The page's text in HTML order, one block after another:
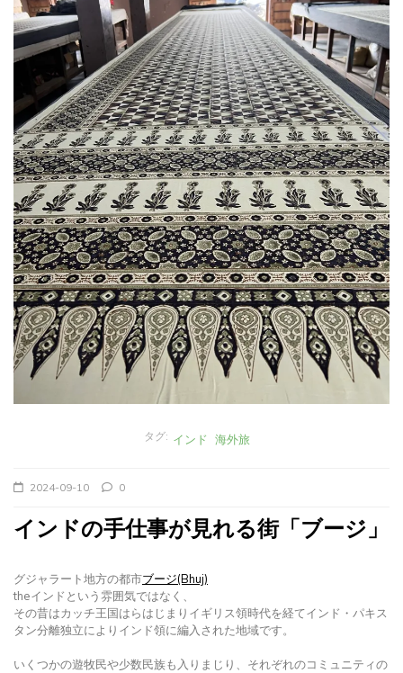
タグ: インド 海外旅
2024-09-10 0
インドの手仕事が見れる街「ブージ」
グジャラート地方の都市ブージ(Bhuj)
theインドという雰囲気ではなく、
その昔はカッチ王国はらはじまりイギリス領時代を経てインド・パキス
タン分離独立によりインド領に編入された地域です。
いくつかの遊牧民や少数民族も入りまじり、それぞれのコミュニティの